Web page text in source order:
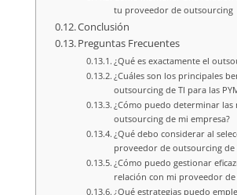
tu proveedor de outsourcing
Conclusión
Preguntas Frecuentes
¿Qué es exactamente el
¿Cuáles son los principales
outsourcing de TI para las
¿Cómo puedo determinar las
outsourcing de mi empresa?
¿Qué debo considerar al
proveedor de outsourcing de
¿Cómo puedo gestionar
relación con mi proveedor
¿Qué estrategias puedo